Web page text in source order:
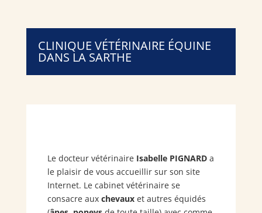
CLINIQUE VÉTÉRINAIRE ÉQUINE
DANS LA SARTHE
Le docteur vétérinaire Isabelle PIGNARDa
le plaisir de vous accueillir sur son site
Internet. Le cabinet vétérinaire se
consacre aux chevaux et autres équidés